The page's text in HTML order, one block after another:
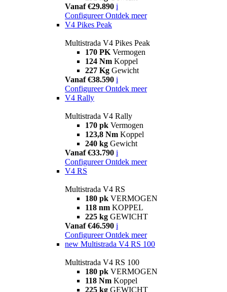
Vanaf €29.890 i
Configureer Ontdek meer
V4 Pikes Peak
Multistrada V4 Pikes Peak
170 PK Vermogen
124 Nm Koppel
227 Kg Gewicht
Vanaf €38.590 i
Configureer Ontdek meer
V4 Rally
Multistrada V4 Rally
170 pk Vermogen
123,8 Nm Koppel
240 kg Gewicht
Vanaf €33.790 i
Configureer Ontdek meer
V4 RS
Multistrada V4 RS
180 pk VERMOGEN
118 nm KOPPEL
225 kg GEWICHT
Vanaf €46.590 i
Configureer Ontdek meer
new Multistrada V4 RS 100
Multistrada V4 RS 100
180 pk VERMOGEN
118 Nm Koppel
225 kg GEWICHT